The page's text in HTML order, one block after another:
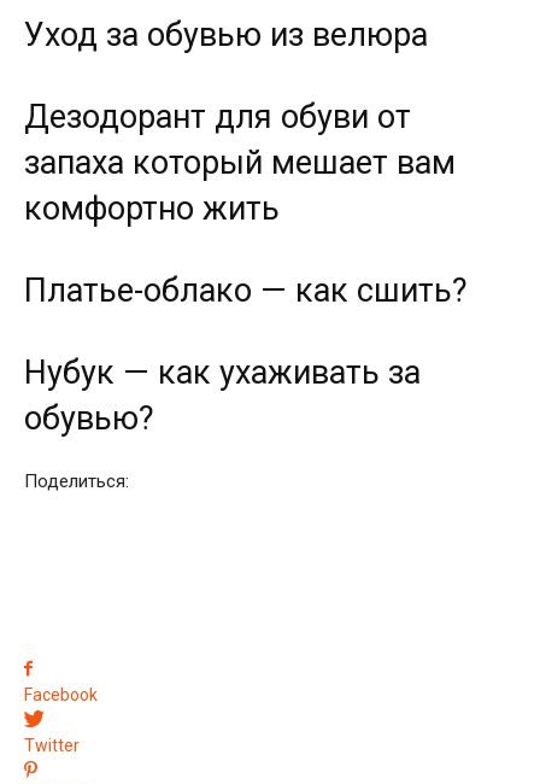
Уход за обувью из велюра
Дезодорант для обуви от
запаха который мешает вам
комфортно жить
Платье-облако — как сшить?
Нубук — как ухаживать за
обувью?
Поделиться:
Facebook
Twitter